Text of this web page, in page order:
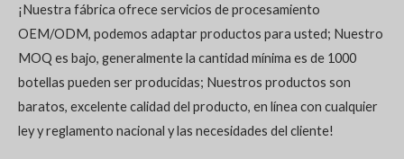
¡Nuestra fábrica ofrece servicios de procesamiento
OEM/ODM, podemos adaptar productos para usted; Nuestro
MOQ es bajo, generalmente la cantidad mínima es de 1000
botellas pueden ser producidas; Nuestros productos son
baratos, excelente calidad del producto, en línea con cualquier
ley y reglamento nacional y las necesidades del cliente!